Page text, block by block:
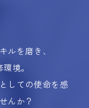
ルを磨き、
境。
しての使命を感
んか？